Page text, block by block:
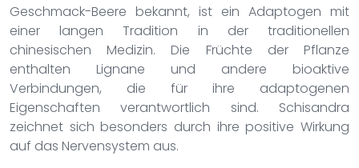
Geschmack-Beere bekannt, ist ein Adaptogen mit
einer langen Tradition in der traditionellen
chinesischen Medizin. Die Früchte der Pflanze
enthalten Lignane und andere bioaktive
Verbindungen, die für ihre adaptogenen
Eigenschaften verantwortlich sind. Schisandra
zeichnet sich besonders durch ihre positive Wirkung
auf das Nervensystem aus.